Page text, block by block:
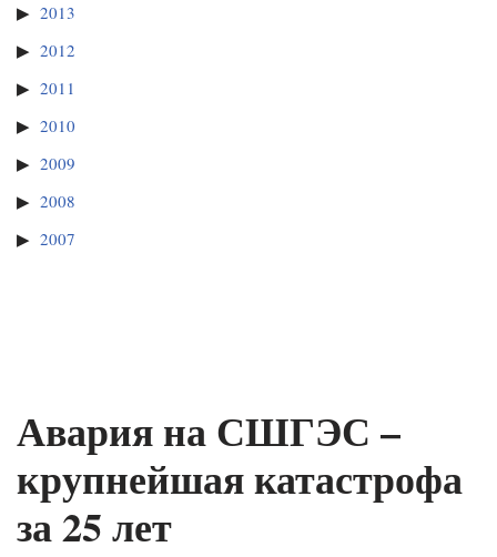
2013
2012
2011
2010
2009
2008
2007
Авария на СШГЭС –
крупнейшая катастрофа
за 25 лет